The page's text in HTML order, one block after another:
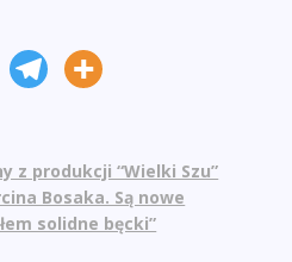
z produkcji “Wielki Szu”
Bosaka. Są nowe
solidne bęcki”